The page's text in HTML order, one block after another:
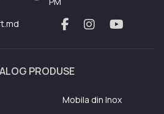
PRODUSE
Mobila din Inox